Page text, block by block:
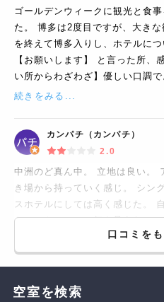
ゴールデンウィークに観光と食
た。 博多は2度目ですが、大き
を終えて博多入りし、ホテルに
【お願いします】 と言った所、
い所からわざわざ】優しい口調
続きをみる...
カンパチ（カンパチ）
2.0
中洲のど真ん中。 立地は良い。
き場から持っていく感じ。 シン
スホテルにしては高く感じた。
トシートのせいで何も見えない
口コミを
空室を検索